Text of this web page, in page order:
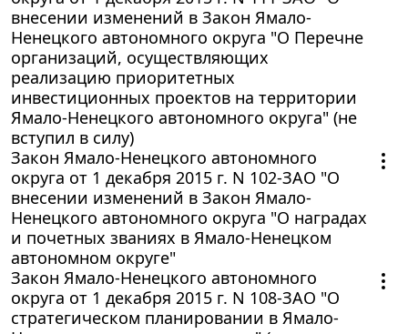
внесении изменений в Закон Ямало-
Ненецкого автономного округа "О Перечне
организаций, осуществляющих
реализацию приоритетных
инвестиционных проектов на территории
Ямало-Ненецкого автономного округа" (не
вступил в силу)
Закон Ямало-Ненецкого автономного
округа от 1 декабря 2015 г. N 102-ЗАО "О
внесении изменений в Закон Ямало-
Ненецкого автономного округа "О наградах
и почетных званиях в Ямало-Ненецком
автономном округе"
Закон Ямало-Ненецкого автономного
округа от 1 декабря 2015 г. N 108-ЗАО "О
стратегическом планировании в Ямало-